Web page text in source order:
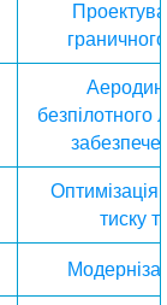
безпілотного
Оптимізація
тиску